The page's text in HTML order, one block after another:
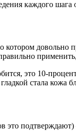
каждого
довольно
это 10-
стала кожа